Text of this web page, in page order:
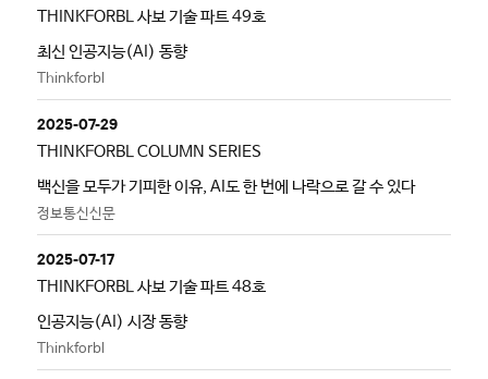
THINKFORBL 사보 기술 파트 49호
최신 인공지능(AI) 동향
Thinkforbl
2025-07-29
THINKFORBL COLUMN SERIES
백신을 모두가 기피한 이유, AI도 한 번에 나락으로 갈 수 있다
정보통신신문
2025-07-17
THINKFORBL 사보 기술 파트 48호
인공지능(AI) 시장 동향
Thinkforbl